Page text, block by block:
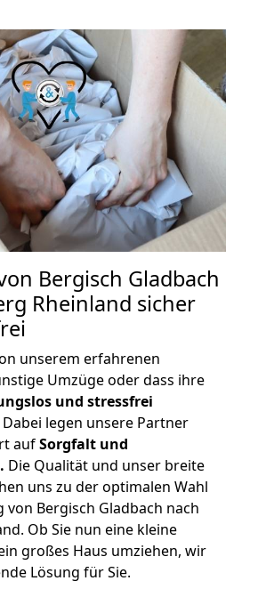
Bergisch Gladbach
Rheinland sicher
unserem erfahrenen
Umzüge oder dass ihre
und stressfrei
legen unsere Partner
aufSorgfalt und
Die Qualität und unser breite
uns zu der optimalen Wahl
Bergisch Gladbach nach
Ob Sie nun eine kleine
großes Haus umziehen, wir
Lösung für Sie.